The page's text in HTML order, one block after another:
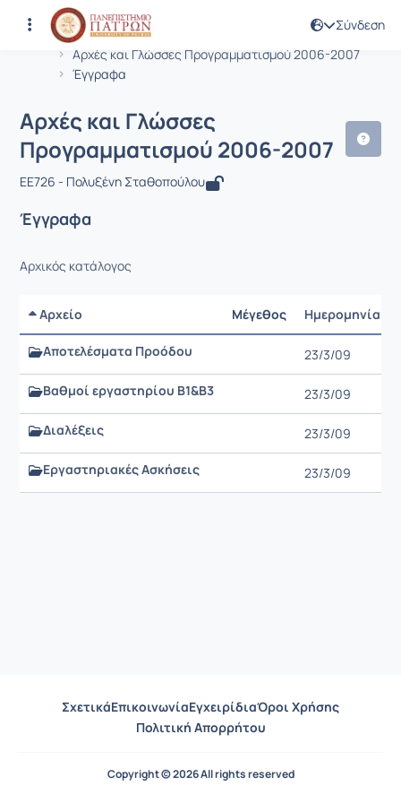
Σύνδεση
Αρχική Σελίδα
Αρχές και Γλώσσες Προγραμματισμού 2006-2007
Έγγραφα
Μάθημα : Αρχές και Γλώσσες
Κωδικός : EE726
Αρχές και Γλώσσες
Προγραμματισμού 2006-2007
EE726 - Πολυξένη Σταθοπούλου
Έγγραφα
Αρχικός κατάλογος
Αρχείο Μέγεθος Ημερομηνία
Αποτελέσματα Προόδου
23/3/09
Βαθμοί εργαστηρίου Β1&Β3 23/3/09
Διαλέξεις 23/3/09
Εργαστηριακές Ασκήσεις 23/3/09
ΣχετικάΕπικοινωνίαΕγχειρίδιαΌροι Χρήσης
Πολιτική Απορρήτου
Copyright © 2026 All rights reserved